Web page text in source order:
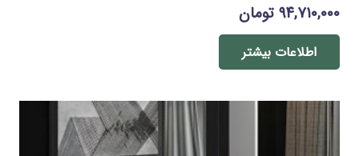
۹۴,۷۱۰,۰۰۰ تومان
اطلاعات بیشتر